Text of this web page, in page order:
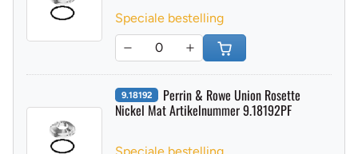
Speciale bestelling
9.18192 Perrin & Rowe Union Rosette
Nickel Mat Artikelnummer 9.18192PF